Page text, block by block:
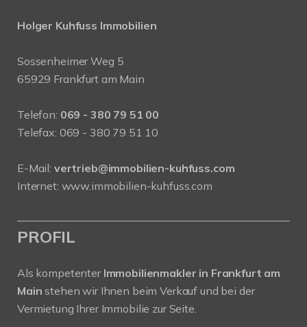
Holger Kuhfuss Immobilien
Sossenheimer Weg 5
65929 Frankfurt am Main
Telefon: 069 - 380 79 51 00
Telefax: 069 - 380 79 51 10
E-Mail: vertrieb@immobilien-kuhfuss.com
Internet: www.immobilien-kuhfuss.com
PROFIL
Als kompetenter Immobilienmakler in Frankfurt am
Main stehen wir Ihnen beim Verkauf und bei der
Vermietung Ihrer Immobilie zur Seite.